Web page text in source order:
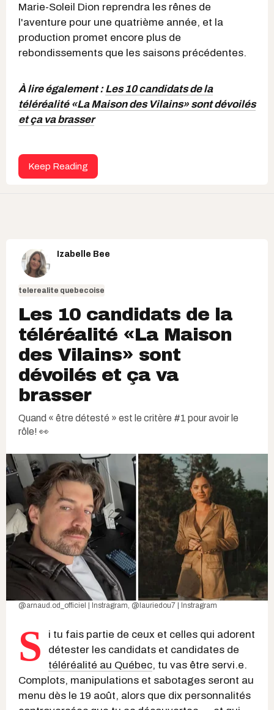
Marie-Soleil Dion reprendra les rênes de
l'aventure pour une quatrième année, et la
production promet encore plus de
rebondissements que les saisons précédentes.
À lire également :Les 10 candidats de la
téléréalité «La Maison des Vilains» sont dévoilés
et ça va brasser
Keep Reading
Izabelle Bee
telerealite quebecoise
Les 10 candidats de la
téléréalité «La Maison
des Vilains» sont
dévoilés et ça va
brasser
Quand « être détesté » est le critère #1 pour avoir le
rôle! 👀
@arnaud.od_officiel | Instragram, @lauriedou7 | Instragram
S
i tu fais partie de ceux et celles qui adorent
détester les candidats et candidates de
téléréalité au Québec, tu vas être servi.e.
Complots, manipulations et sabotages seront au
menu dès le 19 août, alors que dix personnalités